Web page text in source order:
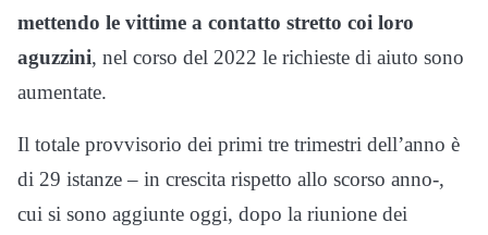
mettendo le vittime a contatto stretto coi loro
aguzzini, nel corso del 2022 le richieste di aiuto sono
aumentate.
Il totale provvisorio dei primi tre trimestri dell’anno è
di 29 istanze – in crescita rispetto allo scorso anno-,
cui si sono aggiunte oggi, dopo la riunione dei